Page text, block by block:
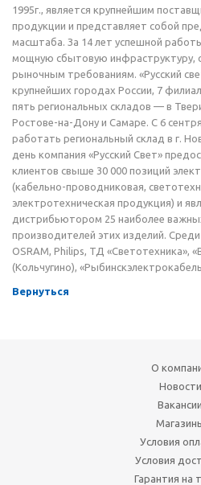
1995г., является крупнейшим
продукции и представляет собой
масштаба. За 14 лет успешной
мощную сбытовую
рыночным требованиям. «Русский
крупнейших городах России, 7
пять региональных складов — в
Ростове-на-Дону и Самаре. С 6
работать региональный склад в г.
день компания «Русский Свет»
клиентов свыше 30 000 позиций
(кабельно-проводниковая,
электротехническая продукция) и
дистрибьютором 25 наиболее
производителей этих изделий.
OSRAM, Philips, ТД «Светотехника»,
(Кольчугино),
Вернуться
О
Новости
Вакансии
Условия
Условия
Гарантия на